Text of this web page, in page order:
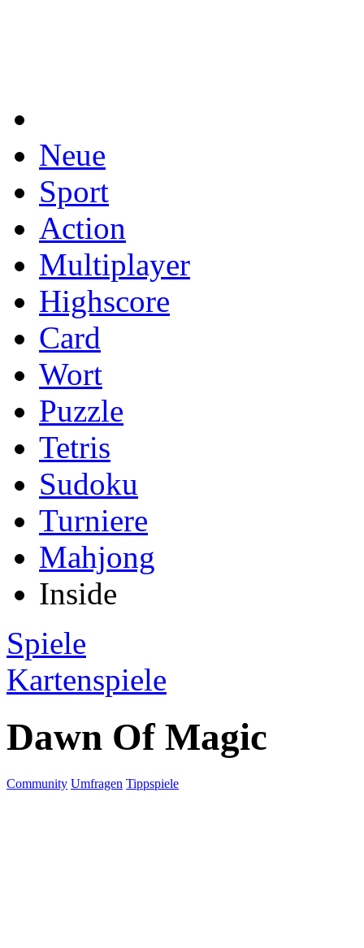
Neue
Sport
Action
Multiplayer
Highscore
Card
Wort
Puzzle
Tetris
Sudoku
Turniere
Mahjong
Inside
Spiele
Kartenspiele
Dawn Of Magic
Community Umfragen Tippspiele